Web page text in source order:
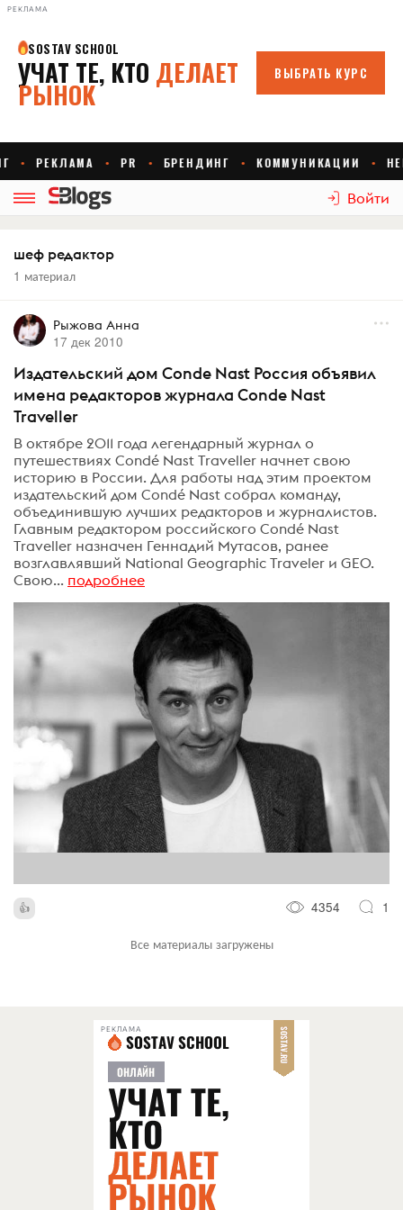
РЕКЛАМА
Войти
шеф редактор
1 материал
Рыжова Анна
17 дек 2010
Издательский дом Conde Nast Россия объявил
имена редакторов журнала Conde Nast
Traveller
В октябре 2011 года легендарный журнал о
путешествиях Condé Nast Traveller начнет свою
историю в России. Для работы над этим проектом
издательский дом Condé Nast собрал команду,
объединившую лучших редакторов и журналистов.
Главным редактором российского Condé Nast
Traveller назначен Геннадий Мутасов, ранее
возглавлявший National Geographic Traveler и GEO.
Свою... подробнее
4354 1
Все материалы загружены
РЕКЛАМА